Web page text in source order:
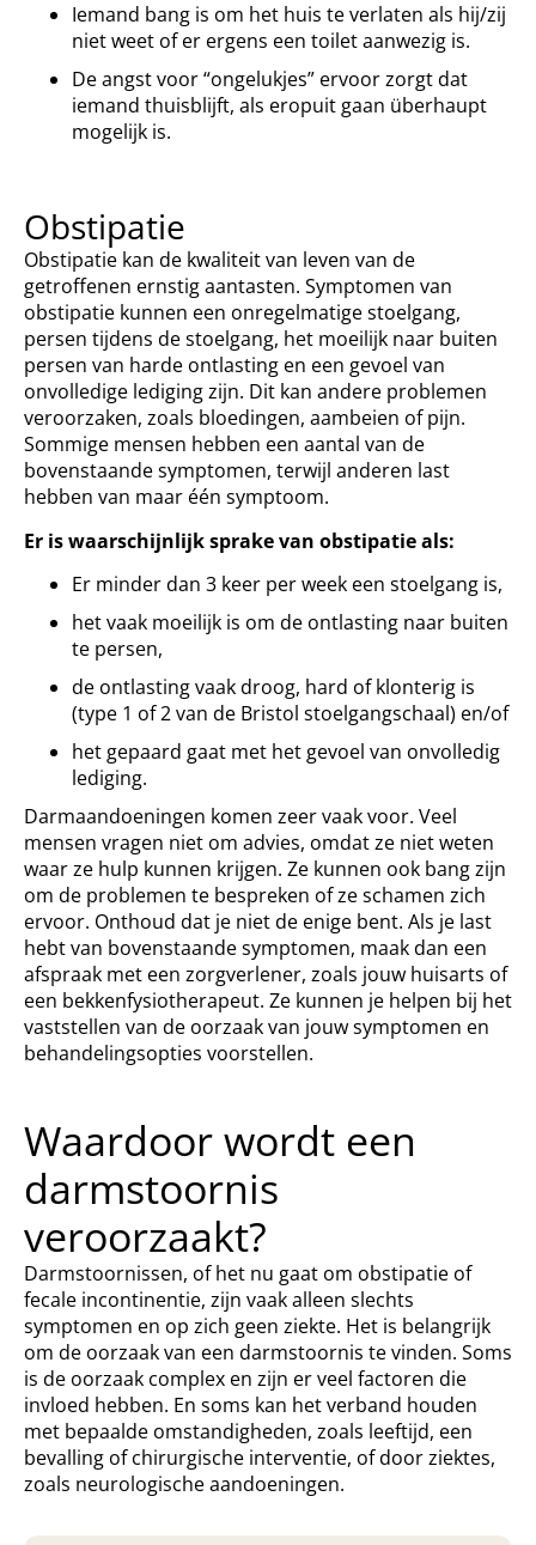
Iemand bang is om het huis te verlaten als hij/zij
niet weet of er ergens een toilet aanwezig is.
De angst voor “ongelukjes” ervoor zorgt dat
iemand thuisblijft, als eropuit gaan überhaupt
mogelijk is.
Obstipatie
Obstipatie kan de kwaliteit van leven van de
getroffenen ernstig aantasten. Symptomen van
obstipatie kunnen een onregelmatige stoelgang,
persen tijdens de stoelgang, het moeilijk naar buiten
persen van harde ontlasting en een gevoel van
onvolledige lediging zijn. Dit kan andere problemen
veroorzaken, zoals bloedingen, aambeien of pijn.
Sommige mensen hebben een aantal van de
bovenstaande symptomen, terwijl anderen last
hebben van maar één symptoom.
Er is waarschijnlijk sprake van obstipatie als:
Er minder dan 3 keer per week een stoelgang is,
het vaak moeilijk is om de ontlasting naar buiten
te persen,
de ontlasting vaak droog, hard of klonterig is
(type 1 of 2 van de Bristol stoelgangschaal) en/of
het gepaard gaat met het gevoel van onvolledig
lediging.
Darmaandoeningen komen zeer vaak voor. Veel
mensen vragen niet om advies, omdat ze niet weten
waar ze hulp kunnen krijgen. Ze kunnen ook bang zijn
om de problemen te bespreken of ze schamen zich
ervoor. Onthoud dat je niet de enige bent. Als je last
hebt van bovenstaande symptomen, maak dan een
afspraak met een zorgverlener, zoals jouw huisarts of
een bekkenfysiotherapeut. Ze kunnen je helpen bij het
vaststellen van de oorzaak van jouw symptomen en
behandelingsopties voorstellen.
Waardoor wordt een
darmstoornis
veroorzaakt?
Darmstoornissen, of het nu gaat om obstipatie of
fecale incontinentie, zijn vaak alleen slechts
symptomen en op zich geen ziekte. Het is belangrijk
om de oorzaak van een darmstoornis te vinden. Soms
is de oorzaak complex en zijn er veel factoren die
invloed hebben. En soms kan het verband houden
met bepaalde omstandigheden, zoals leeftijd, een
bevalling of chirurgische interventie, of door ziektes,
zoals neurologische aandoeningen.